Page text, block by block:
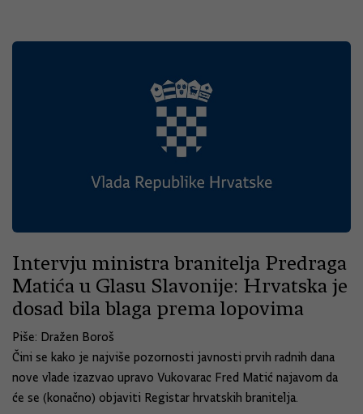
Intervju ministra branitelja Predraga
Matića u Glasu Slavonije: Hrvatska je
dosad bila blaga prema lopovima
Piše: Dražen Boroš
Čini se kako je najviše pozornosti javnosti prvih radnih dana
nove vlade izazvao upravo Vukovarac Fred Matić najavom da
će se (konačno) objaviti Registar hrvatskih branitelja.